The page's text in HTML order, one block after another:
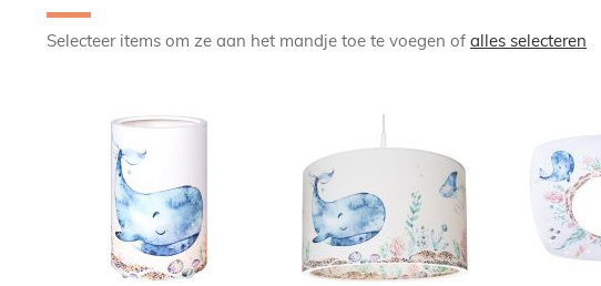
Selecteer items om ze aan het mandje toe te voegen of alles selecteren
TOEVOEGEN
TOEVOEGEN